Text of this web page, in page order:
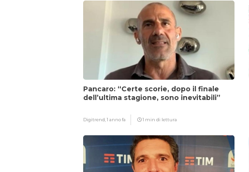
Pancaro: “Certe scorie, dopo il finale
dell’ultima stagione, sono inevitabili”
Digitrend,1 anno fa 1 min di lettura